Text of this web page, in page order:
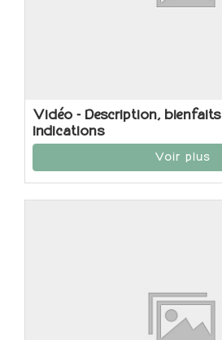
Vidéo - Description,
indications
Voir plus